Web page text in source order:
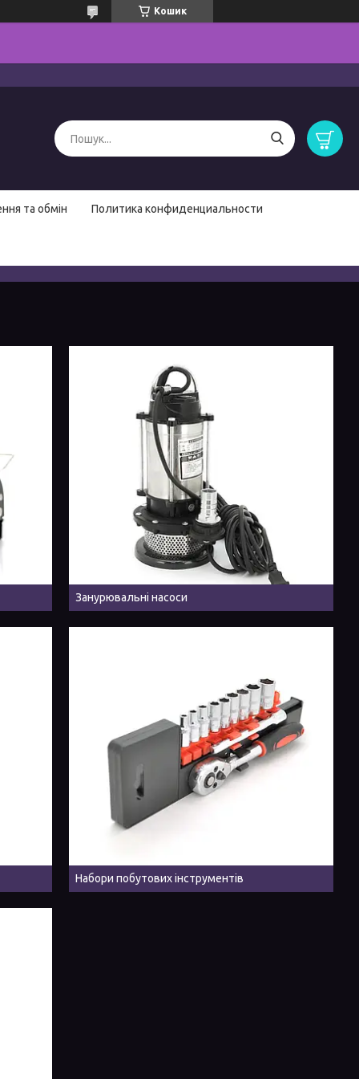
Кошик
та обмін Политика конфиденциальности
Занурювальні насоси
Набори побутових інструментів